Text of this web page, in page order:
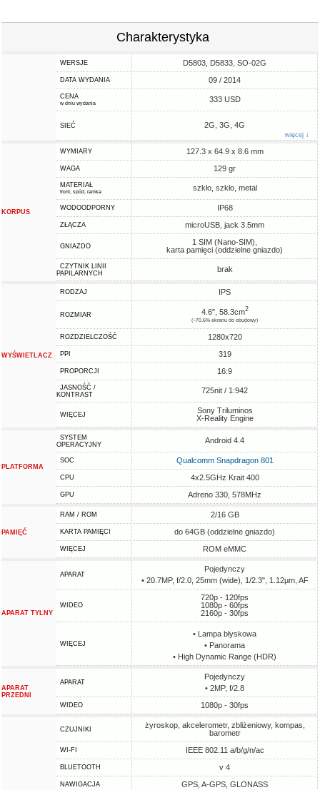
Charakterystyka
WERSJE D5803, D5833, SO-02G
DATA WYDANIA 09 / 2014
CENA
w dniu wydania 333 USD
SIEĆ 2G, 3G, 4G
więcej ↓
KORPUS
WYMIARY 127.3 x 64.9 x 8.6 mm
WAGA 129 gr
MATERIAŁ
front, spód, ramka szkło, szkło, metal
WODOODPORNY IP68
ZŁĄCZA microUSB, jack 3.5mm
GNIAZDO
1 SIM (Nano-SIM),
karta pamięci (oddzielne gniazdo)
CZYTNIK LINII
PAPILARNYCH
brak
WYŚWIETLACZ
RODZAJ IPS
ROZMIAR 4.6", 58.3cm2
(~70.6% ekranu do obudowy)
ROZDZIELCZOŚĆ 1280x720
PPI 319
PROPORCJI 16:9
JASNOŚĆ /
KONTRAST
725nit / 1:942
WIĘCEJ
Sony Triluminos
X-Reality Engine
PLATFORMA
SYSTEM
OPERACYJNY
Android 4.4
SOC Qualcomm Snapdragon 801
CPU 4x2.5GHz Krait 400
GPU Adreno 330, 578MHz
PAMIĘĆ
RAM / ROM 2/16 GB
KARTA PAMIĘCI do 64GB (oddzielne gniazdo)
WIĘCEJ ROM eMMC
APARAT TYLNY
APARAT
Pojedynczy
• 20.7MP, f/2.0, 25mm (wide), 1/2.3", 1.12µm, AF
WIDEO
720p - 120fps
1080p - 60fps
2160p - 30fps
WIĘCEJ
• Lampa błyskowa
• Panorama
• High Dynamic Range (HDR)
APARAT
PRZEDNI
APARAT
Pojedynczy
• 2MP, f/2.8
WIDEO 1080p - 30fps
CZUJNIKI
żyroskop, akcelerometr, zbliżeniowy, kompas,
barometr
WI-FI IEEE 802.11 a/b/g/n/ac
BLUETOOTH v 4
NAWIGACJA GPS, A-GPS, GLONASS